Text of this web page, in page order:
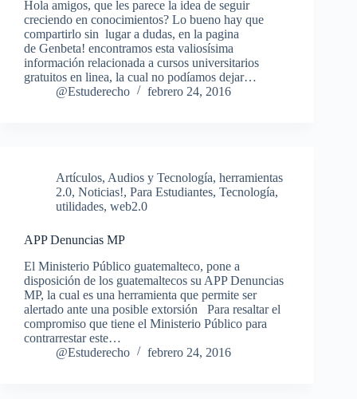
Hola amigos, que les parece la idea de seguir
creciendo en conocimientos? Lo bueno hay que
compartirlo sin lugar a dudas, en la pagina
de Genbeta! encontramos esta valiosísima
información relacionada a cursos universitarios
gratuitos en linea, la cual no podíamos dejar…
@Estuderecho
febrero 24, 2016
Artículos, Audios y Tecnología, herramientas
2.0, Noticias!, Para Estudiantes, Tecnología,
utilidades, web2.0
APP Denuncias MP
El Ministerio Público guatemalteco, pone a
disposición de los guatemaltecos su APP Denuncias
MP, la cual es una herramienta que permite ser
alertado ante una posible extorsión Para resaltar el
compromiso que tiene el Ministerio Público para
contrarrestar este…
@Estuderecho
febrero 24, 2016